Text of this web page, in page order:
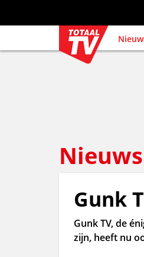
Nieuws
Gunk
Gunk TV, de
zijn, heeft nu